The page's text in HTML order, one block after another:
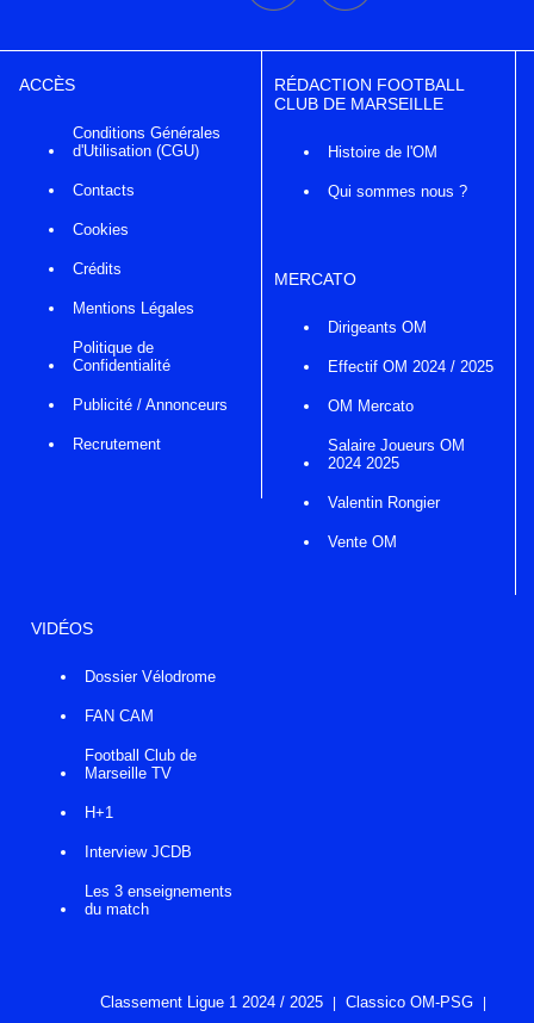
ACCÈS
Conditions Générales
d'Utilisation (CGU)
Contacts
Cookies
Crédits
Mentions Légales
Politique de
Confidentialité
Publicité / Annonceurs
Recrutement
RÉDACTION FOOTBALL
CLUB DE MARSEILLE
Histoire de l'OM
Qui sommes nous ?
MERCATO
Dirigeants OM
Effectif OM 2024 / 2025
OM Mercato
Salaire Joueurs OM
2024 2025
Valentin Rongier
Vente OM
VIDÉOS
Dossier Vélodrome
FAN CAM
Football Club de
Marseille TV
H+1
Interview JCDB
Les 3 enseignements
du match
Classement Ligue 1 2024 / 2025 Classico OM-PSG